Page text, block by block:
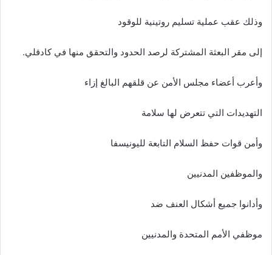
وذلك عقب عملية تسليم روتينية للوقود
إلى مقر البعثة المشتركة لرصد الحدود والتحقق منها في كادقلي.
وأعرب أعضاء مجلس الأمن عن قلقهم البالغ إزاء
التهديدات التي تتعرض لها سلامة
وأمن قوات حفظ السلام التابعة لليونيسفا
والموظفين المدنيين
وأدانوا جميع أشكال العنف ضد
موظفي الأمم المتحدة والمدنيين